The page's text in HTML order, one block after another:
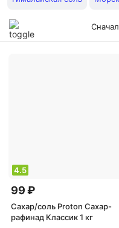
4.5
99 ₽
Сахар/соль Proton Сахар-
рафинад Классик 1 кг